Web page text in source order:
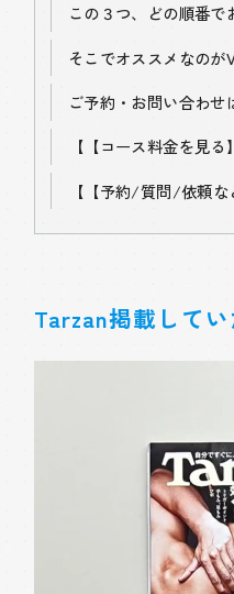
この３つ、どの順番で
そこでオススメなのが
ご予約・お問い合わせ
【 【コース料金を見る】
【 【予約/質問/依頼な
Tarzan掲載して